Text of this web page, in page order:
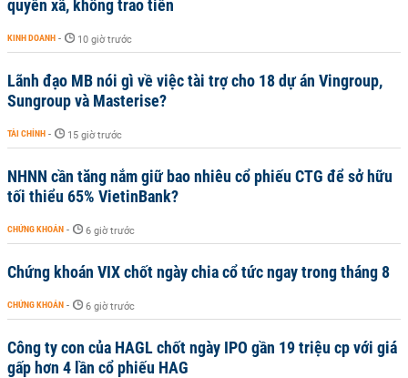
quyền xã, không trao tiền
KINH DOANH - 10 giờ trước
Lãnh đạo MB nói gì về việc tài trợ cho 18 dự án Vingroup,
Sungroup và Masterise?
TÀI CHÍNH - 15 giờ trước
NHNN cần tăng nắm giữ bao nhiêu cổ phiếu CTG để sở hữu
tối thiểu 65% VietinBank?
CHỨNG KHOÁN - 6 giờ trước
Chứng khoán VIX chốt ngày chia cổ tức ngay trong tháng 8
CHỨNG KHOÁN - 6 giờ trước
Công ty con của HAGL chốt ngày IPO gần 19 triệu cp với giá
gấp hơn 4 lần cổ phiếu HAG